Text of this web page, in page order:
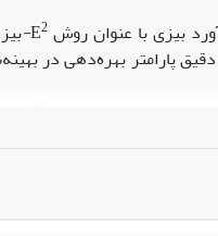
بیزی با عنوان روش E2
-
دقیقپارامتربهره‌دهی در
استفاده از شبیه‌سازی
به‌عنوانبرآوردگربهینه